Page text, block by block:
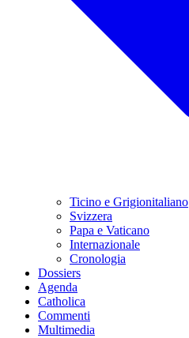
Ticino e Grigionitaliano
Svizzera
Papa e Vaticano
Internazionale
Cronologia
Dossiers
Agenda
Catholica
Commenti
Multimedia